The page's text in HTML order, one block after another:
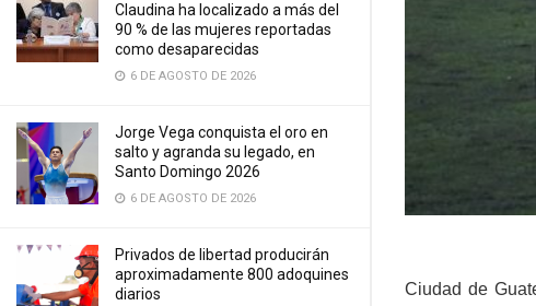
Claudina ha localizado a más del
90 % de las mujeres reportadas
como desaparecidas
6 DE AGOSTO DE 2026
Jorge Vega conquista el oro en
salto y agranda su legado, en
Santo Domingo 2026
6 DE AGOSTO DE 2026
Privados de libertad producirán
aproximadamente 800 adoquines
diarios
Ciudad de